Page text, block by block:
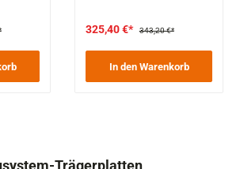
325,40 €* 343,20 €*
In den Warenkorb